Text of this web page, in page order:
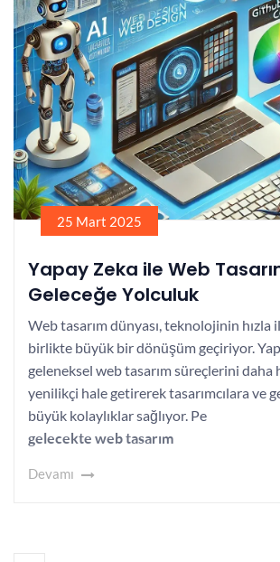
25 Mart 2025
Yapay Zeka ile Web
Geleceğe Yolculuk
Web tasarım dünyası, teknolojinin hızla
birlikte büyük bir dönüşüm geçiriyor.
geleneksel web tasarım süreçlerini daha
yenilikçi hale getirerek tasarımcılara ve
büyük kolaylıklar sağlıyor. Pe
gelecekte web tasarım
Devamı